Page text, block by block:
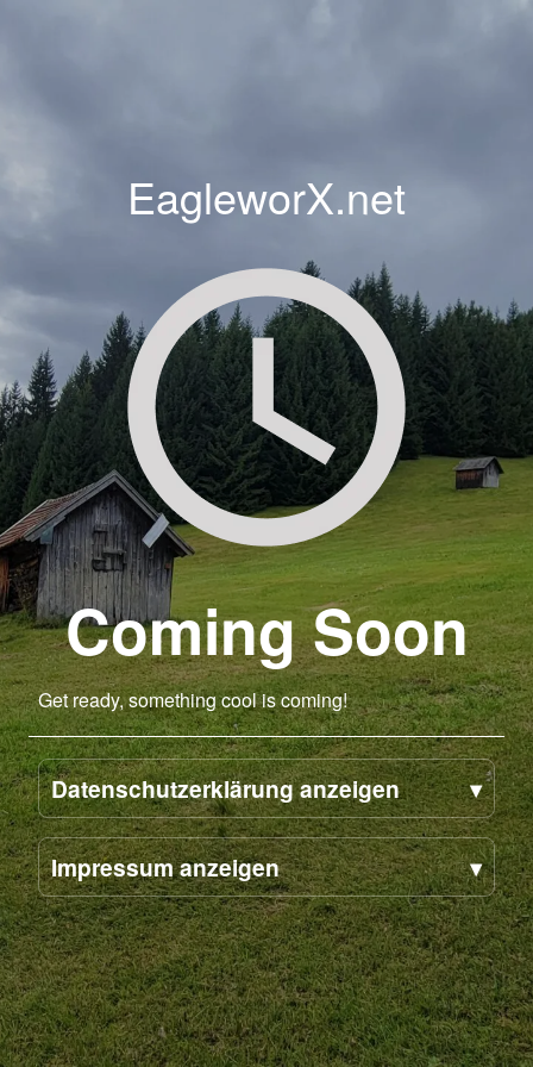
EagleworX.net
Coming Soon
Get ready, something cool is coming!
Datenschutzerklärung anzeigen
Impressum anzeigen